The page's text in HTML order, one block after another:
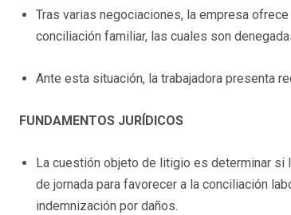
Tras varias negociaciones, la empresa
conciliación familiar, las cuales son
Ante esta situación, la trabajadora presenta
FUNDAMENTOS JURÍDICOS
La cuestión objeto de litigio es determinar si
de jornada para favorecer a la conciliación
indemnización por daños.